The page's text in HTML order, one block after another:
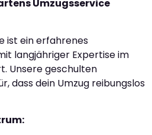
Umzugsservice
ist ein erfahrenes
langjähriger Expertise im
Unsere geschulten
dass dein Umzug reibungslos